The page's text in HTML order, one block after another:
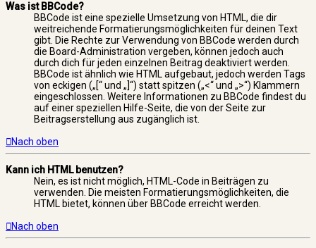
Was ist BBCode?
BBCode ist eine spezielle Umsetzung von HTML, die dir
weitreichende Formatierungsmöglichkeiten für deinen Text
gibt. Die Rechte zur Verwendung von BBCode werden durch
die Board-Administration vergeben, können jedoch auch
durch dich für jeden einzelnen Beitrag deaktiviert werden.
BBCode ist ähnlich wie HTML aufgebaut, jedoch werden Tags
von eckigen („[“ und „]“) statt spitzen („<“ und „>“) Klammern
eingeschlossen. Weitere Informationen zu BBCode findest du
auf einer speziellen Hilfe-Seite, die von der Seite zur
Beitragserstellung aus zugänglich ist.
Nach oben
Kann ich HTML benutzen?
Nein, es ist nicht möglich, HTML-Code in Beiträgen zu
verwenden. Die meisten Formatierungsmöglichkeiten, die
HTML bietet, können über BBCode erreicht werden.
Nach oben